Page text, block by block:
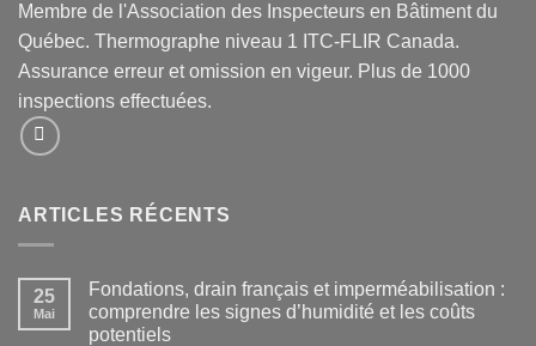
Membre de l'Association des Inspecteurs en Bâtiment du
Québec. Thermographe niveau 1 ITC-FLIR Canada.
Assurance erreur et omission en vigeur. Plus de 1000
inspections effectuées.
ARTICLES RÉCENTS
25
Mai
Fondations, drain français et imperméabilisation :
comprendre les signes d’humidité et les coûts
potentiels